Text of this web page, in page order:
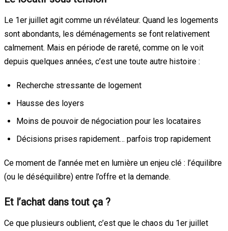
Le 1er juillet agit comme un révélateur. Quand les logements
sont abondants, les déménagements se font relativement
calmement. Mais en période de rareté, comme on le voit
depuis quelques années, c’est une toute autre histoire :
Recherche stressante de logement
Hausse des loyers
Moins de pouvoir de négociation pour les locataires
Décisions prises rapidement… parfois trop rapidement
Ce moment de l’année met en lumière un enjeu clé : l’équilibre
(ou le déséquilibre) entre l’offre et la demande.
Et l’achat dans tout ça ?
Ce que plusieurs oublient, c’est que le chaos du 1er juillet